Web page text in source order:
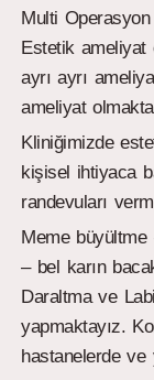
Multi Operasyon
Estetik ameliyat
ayrı ayrı
ameliyat
Kliniğimizde
kişisel ihtiyaca
randevuları
Meme
– bel karın
Daraltma ve
yapmaktayız.
hastanelerde ve